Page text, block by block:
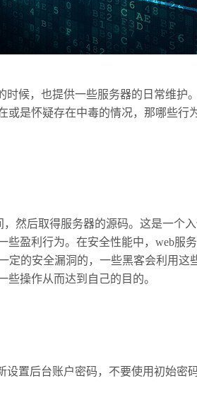
时候，也提供一些服务器的日常维护
或是怀疑存在中毒的情况，那哪些行
然后取得服务器的源码。这是一个
些盈利行为。在安全性能中，web服
定的安全漏洞的，一些黑客会利用这
些操作从而达到自己的目的。
设置后台账户密码，不要使用初始密